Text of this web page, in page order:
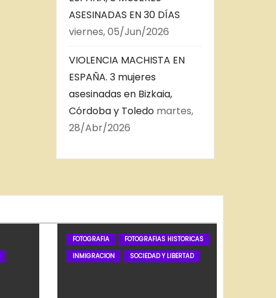
ASESINADAS EN 30 DÍAS
viernes, 05/Jun/2026
VIOLENCIA MACHISTA EN
ESPAÑA. 3 mujeres
asesinadas en Bizkaia,
Córdoba y Toledo martes,
28/Abr/2026
FOTOGRAFIA
FOTOGRAFIAS HISTORICAS
INMIGRACION
SOCIEDAD Y LIBERTAD